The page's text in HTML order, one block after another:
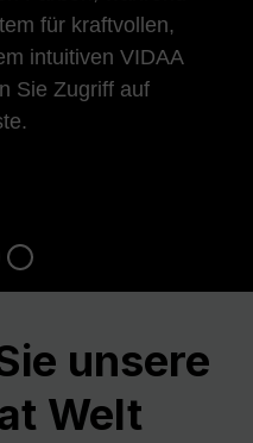
für kraftvollen,
intuitiven VIDAA
Sie Zugriff auf
unsere
Welt